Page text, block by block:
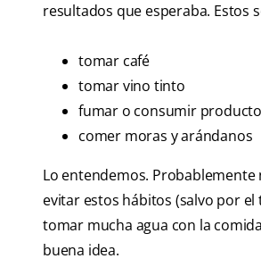
resultados que esperaba. Estos
tomar café
tomar vino tinto
fumar o consumir
comer moras y arándanos
Lo entendemos.
evitar estos hábitos (salvo por
tomar mucha agua con la
buena idea.